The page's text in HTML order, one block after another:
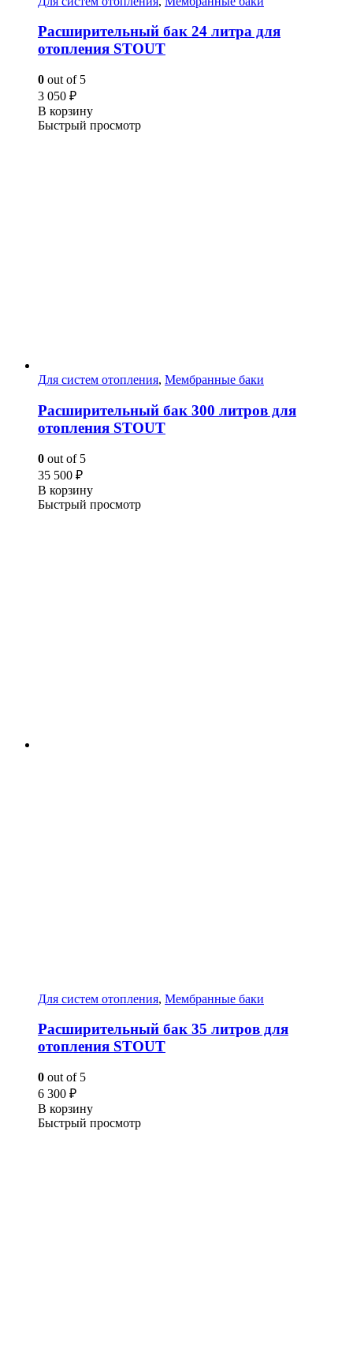
Расширительный бак 24 литра для
отопления STOUT
0 out of 5
3 050 ₽
В корзину
Быстрый просмотр
Для систем отопления, Мембранные баки
Расширительный бак 300 литров для
отопления STOUT
0 out of 5
35 500 ₽
В корзину
Быстрый просмотр
Для систем отопления, Мембранные баки
Расширительный бак 35 литров для
отопления STOUT
0 out of 5
6 300 ₽
В корзину
Быстрый просмотр